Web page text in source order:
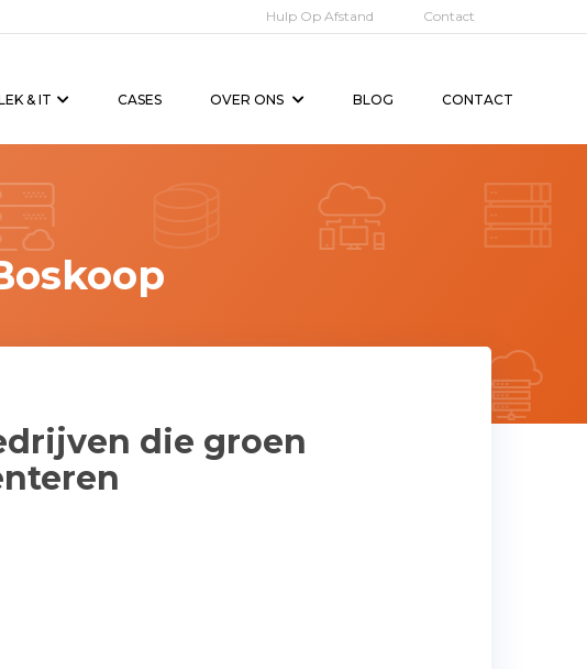
Hulp Op Afstand Contact
& IT CASES OVER ONS BLOG CONTACT
die groen